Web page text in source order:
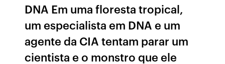
DNA Em uma floresta tropical,
um especialista em DNA e um
agente da CIA tentam parar um
cientista e o monstro que ele